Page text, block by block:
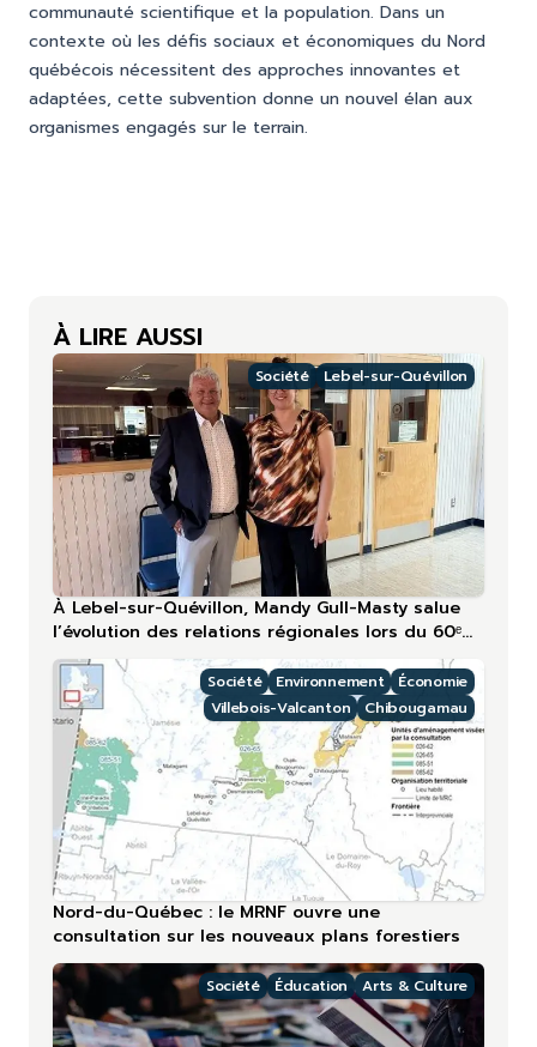
communauté scientifique et la population. Dans un
contexte où les défis sociaux et économiques du Nord
québécois nécessitent des approches innovantes et
adaptées, cette subvention donne un nouvel élan aux
organismes engagés sur le terrain.
À LIRE AUSSI
Société Lebel-sur-Quévillon
À Lebel-sur-Quévillon, Mandy Gull-Masty salue
l’évolution des relations régionales lors du 60ᵉ
anniversaire
Société Environnement
Économie
Villebois-Valcanton
Chibougamau
Nord-du-Québec : le MRNF ouvre une
consultation sur les nouveaux plans forestiers
Société Éducation Arts & Culture